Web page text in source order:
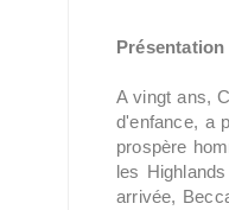
A vingt ans,
d'enfance, a
prospère
les
arrivée,